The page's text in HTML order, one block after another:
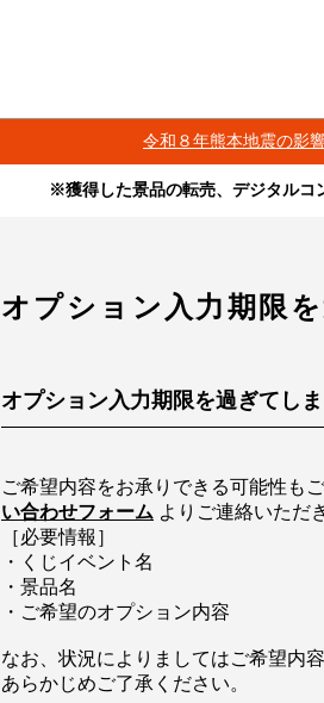
令和８年熊本地震の影
※獲得した景品の転売、デジタルコ
オプション入力期限
オプション入力期限を過ぎてし
ご希望内容をお承りできる可能性も
い合わせフォーム よりご連絡いただ
［必要情報］
・くじイベント名
・景品名
・ご希望のオプション内容
なお、状況によりましてはご希望内
あらかじめご了承ください。